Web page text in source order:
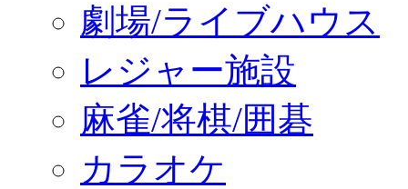
劇場/ライブハウス
レジャー施設
麻雀/将棋/囲碁
カラオケ